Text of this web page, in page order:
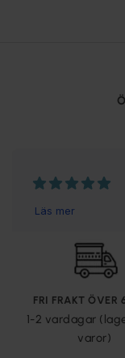
FRI FRAKT ÖVER
1-2 vardagar
varor)